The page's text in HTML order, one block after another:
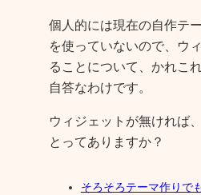
個人的には現在の自作テ
を使っていないので、ウ
ることについて、かれこ
自答なわけです。
ウィジェットが無ければ
とってありますか？
そろそろテーマ作りで